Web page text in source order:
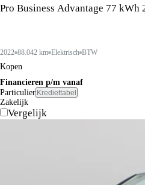
Pro Business Advantage 77 kWh
2022 88.042 km Elektrisch BTW
Kopen
Financieren p/m vanaf
Particulier Krediettabel
Zakelijk
Vergelijk